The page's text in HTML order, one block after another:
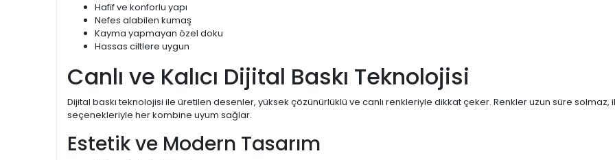
Hafif ve konforlu yapı
Nefes alabilen kumaş
Kayma yapmayan özel doku
Hassas ciltlere uygun
Canlı ve Kalıcı Dijital Baskı Teknolojisi
Dijital baskı teknolojisi ile üretilen desenler, yüksek çözünürlüklü ve canlı renkleriyle dikkat çeker. Renkler uzun süre solmaz,
seçenekleriyle her kombine uyum sağlar.
Estetik ve Modern Tasarım